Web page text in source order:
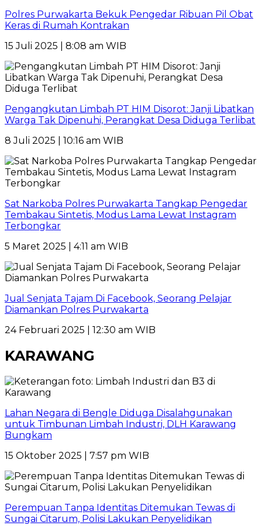
Polres Purwakarta Bekuk Pengedar Ribuan Pil Obat
Keras di Rumah Kontrakan
15 Juli 2025 | 8:08 am WIB
Pengangkutan Limbah PT HIM Disorot: Janji Libatkan
Warga Tak Dipenuhi, Perangkat Desa Diduga Terlibat
8 Juli 2025 | 10:16 am WIB
Sat Narkoba Polres Purwakarta Tangkap Pengedar
Tembakau Sintetis, Modus Lama Lewat Instagram
Terbongkar
5 Maret 2025 | 4:11 am WIB
Jual Senjata Tajam Di Facebook, Seorang Pelajar
Diamankan Polres Purwakarta
24 Februari 2025 | 12:30 am WIB
KARAWANG
Lahan Negara di Bengle Diduga Disalahgunakan
untuk Timbunan Limbah Industri, DLH Karawang
Bungkam
15 Oktober 2025 | 7:57 pm WIB
Perempuan Tanpa Identitas Ditemukan Tewas di
Sungai Citarum, Polisi Lakukan Penyelidikan